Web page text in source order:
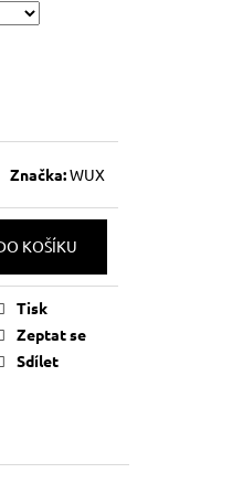
Značka:WUX
KOŠÍKU
Tisk
Zeptat se
Sdílet